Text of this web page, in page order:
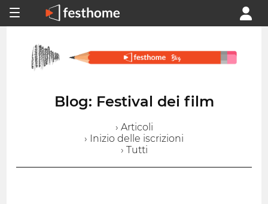
Blog: Festival dei film
› Articoli
› Inizio delle iscrizioni
› Tutti